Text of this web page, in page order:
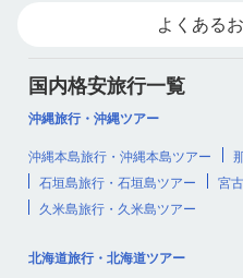
よくある
国内格安旅行一覧
沖縄旅行・沖縄ツアー
沖縄本島旅行・沖縄本島ツアー
石垣島旅行・石垣島ツアー
宮
久米島旅行・久米島ツアー
北海道旅行・北海道ツアー